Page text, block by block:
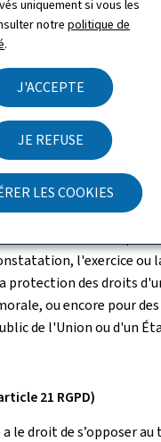
uniquement si vous les
notrepolitique de
.
J'ACCEPTE
JE REFUSE
LES COOKIES
et la personne
à caractère
utilisation, ou
données à caractère
ci sont encore
la constatation,
à caractère personnel
de la
l'exercice ou
protection des droits
ou encore pour
de l'Union ou d'un
21 RGPD)
a le droit de s’opposer